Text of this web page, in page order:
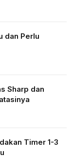
dan Perlu
Sharp dan
Timer 1-3